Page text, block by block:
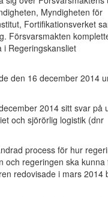
Myndigheten för
Fortifikationsverket
Försvarsmakten
i Regeringskansliet
den 16 december 2014
2014 sitt svar på
och sjörörlig logistik (dnr
process för hur
och regeringen ska kunna
redovisade i mars 2014